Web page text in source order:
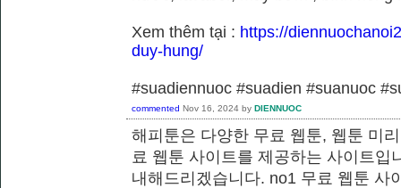
Xem thêm tại : https://
duy-hung/
#suadiennuoc #suadien #suanuoc
commented Nov 16, 2024 by DIENNUOC
해피툰은 다양한 무료 웹툰, 웹툰 미
료 웹툰 사이트를 제공하는 사이트
내해드리겠습니다. no1 무료 웹툰 사